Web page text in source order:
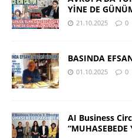
YİNE DE
21.10.2025 0
BASINDA
01.10.2025 0
AI Business
“MUHASEBEDE